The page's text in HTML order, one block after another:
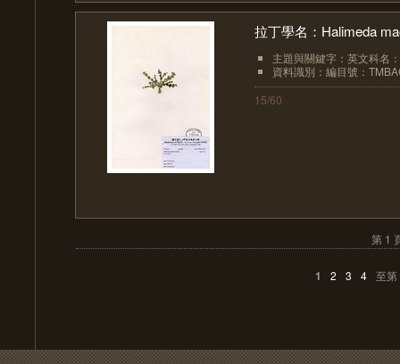
拉丁學名：Halimeda
主題與關鍵字：英文科名
資料識別：編目號：
15/60
第 1
1 2 3 4 至第